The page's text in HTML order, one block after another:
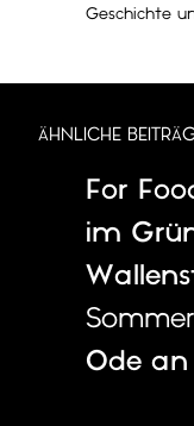
Geschichte
ÄHNLICHE
For
im
Ode an